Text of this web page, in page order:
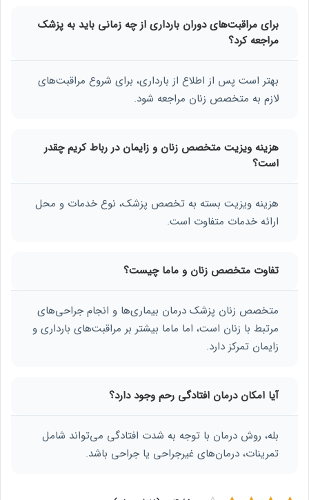
برای مراقبت‌های دوران بارداری از چه زمانی باید به پزشک
مراجعه کرد؟
بهتر است پس از اطلاع از بارداری، برای شروع مراقبت‌های
لازم به متخصص زنان مراجعه شود.
هزینه ویزیت متخصص زنان و زایمان در رباط کریم چقدر
است؟
هزینه ویزیت بسته به تخصص پزشک، نوع خدمات و محل
ارائه خدمات متفاوت است.
تفاوت متخصص زنان و ماما چیست؟
متخصص زنان پزشک درمان بیماری‌ها و انجام جراحی‌های
مرتبط با زنان است، اما ماما بیشتر بر مراقبت‌های بارداری و
زایمان تمرکز دارد.
آیا امکان درمان افتادگی رحم وجود دارد؟
بله، روش درمان با توجه به شدت افتادگی می‌تواند شامل
تمرینات، درمان‌های غیرجراحی یا جراحی باشد.